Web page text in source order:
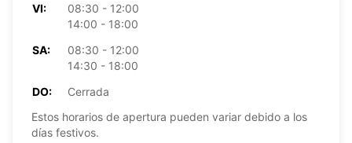
VI:
08:30 - 12:00
14:00 - 18:00
SA:
08:30 - 12:00
14:30 - 18:00
DO:
Cerrada
Estos horarios de apertura pueden variar debido a los
días festivos.